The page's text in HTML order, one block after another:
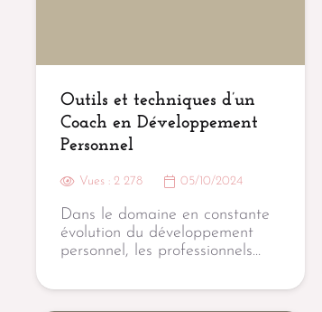
Outils et techniques d’un
Coach en Développement
Personnel
Vues :2 278 05/10/2024
Dans le domaine en constante
évolution du développement
personnel, les professionnels…